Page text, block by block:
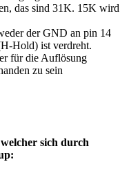
das sind 31K. 15K wird
der GND an pin 14
Hold) ist verdreht.
für die Auflösung
zu sein
sich durch